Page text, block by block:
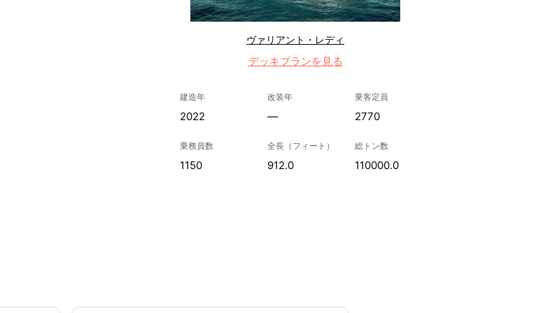
ヴァリアント・レディ
デッキプランを見る
建造年
2022
改装年
—
乗客定員
2770
乗務員数
1150
全長（フィート）
912.0
総トン数
110000.0